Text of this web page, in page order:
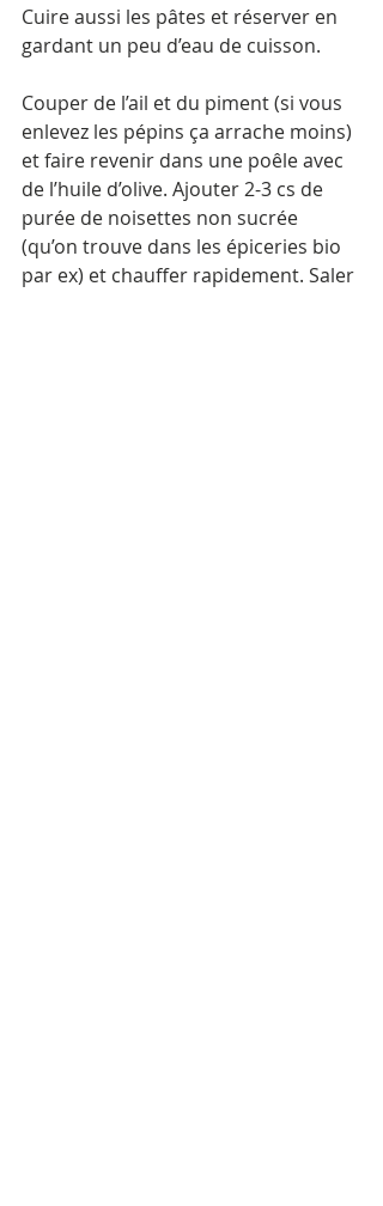
Cuire aussi les pâtes et réserver en
gardant un peu d’eau de cuisson.
Couper de l’ail et du piment (si vous
enlevez les pépins ça arrache moins)
et faire revenir dans une poêle avec
de l’huile d’olive. Ajouter 2-3 cs de
purée de noisettes non sucrée
(qu’on trouve dans les épiceries bio
par ex) et chauffer rapidement. Saler